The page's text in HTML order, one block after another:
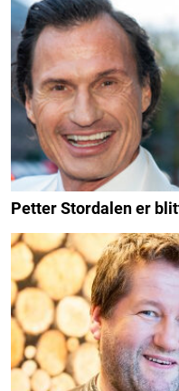
Petter Stordalen er